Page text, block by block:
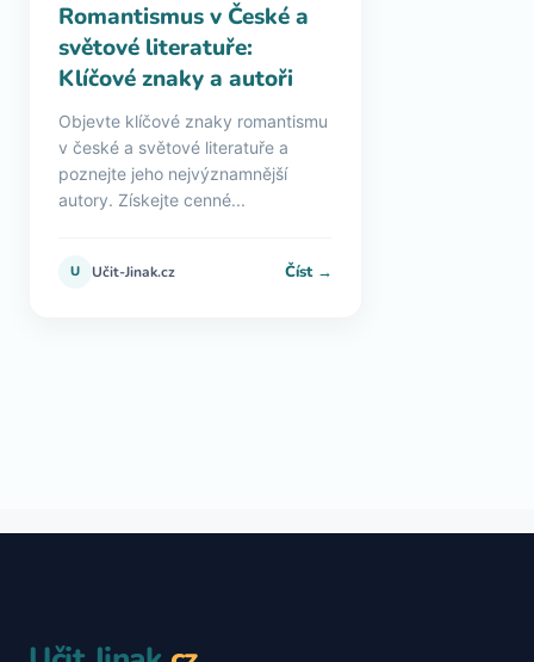
Romantismus v České a
světové literatuře:
Klíčové znaky a autoři
Objevte klíčové znaky romantismu
v české a světové literatuře a
poznejte jeho nejvýznamnější
autory. Získejte cenné...
U Učit-Jinak.cz Číst →